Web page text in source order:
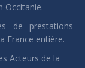
Occitanie.
de prestations
France entière.
Acteurs de la